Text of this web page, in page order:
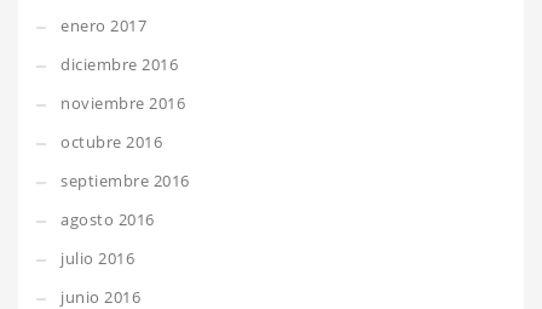
enero 2017
diciembre 2016
noviembre 2016
octubre 2016
septiembre 2016
agosto 2016
julio 2016
junio 2016